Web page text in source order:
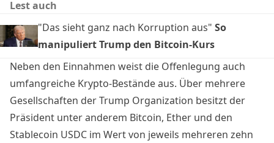
Lest auch
"Das sieht ganz nach Korruption aus" So
manipuliert Trump den Bitcoin-Kurs
Neben den Einnahmen weist die Offenlegung auch
umfangreiche Krypto-Bestände aus. Über mehrere
Gesellschaften der Trump Organization besitzt der
Präsident unter anderem Bitcoin, Ether und den
Stablecoin USDC im Wert von jeweils mehreren zehn